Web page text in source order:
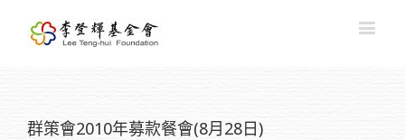
群策會2010年募款餐會(8月28日)